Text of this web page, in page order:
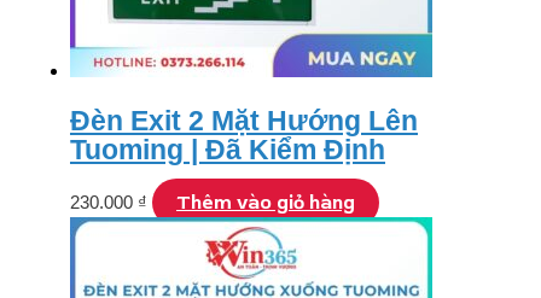
Đèn Exit 2 Mặt Hướng Lên
Tuoming | Đã Kiểm Định
230.000 ₫ Thêm vào giỏ hàng